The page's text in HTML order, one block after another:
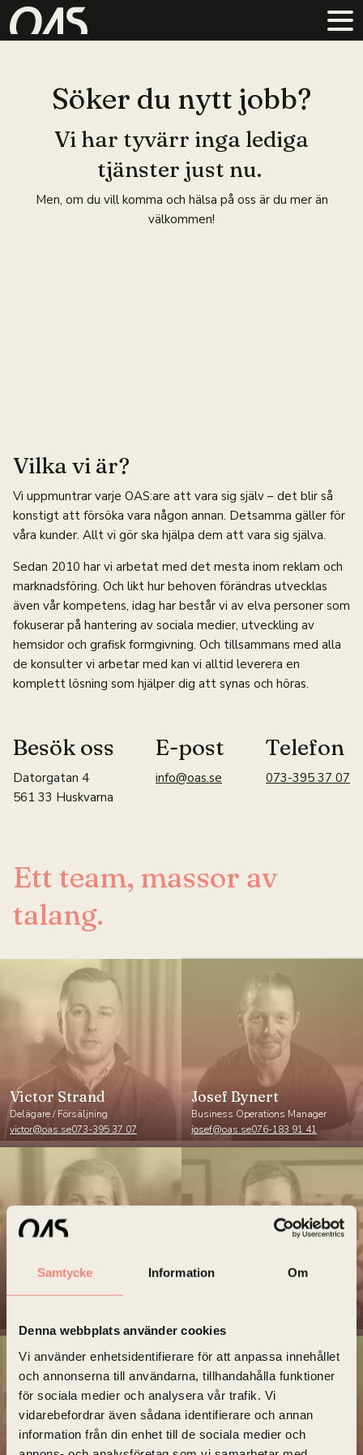
Samtycke Information Om
Denna webbplats använder cookies
Vi använder enhetsidentifierare för att anpassa innehållet
och annonserna till användarna, tillhandahålla funktioner
för sociala medier och analysera vår trafik. Vi
vidarebefordrar även sådana identifierare och annan
information från din enhet till de sociala medier och
Söker du nytt jobb?
Vi har tyvärr inga lediga
tjänster just nu.
Men, om du vill komma och hälsa på oss är du mer än
välkommen!
Vilka vi är?
Vi uppmuntrar varje OAS:are att vara sig själv – det blir så
konstigt att försöka vara någon annan. Detsamma gäller för
våra kunder. Allt vi gör ska hjälpa dem att vara sig själva.
Sedan 2010 har vi arbetat med det mesta inom reklam och
marknadsföring. Och likt hur behoven förändras utvecklas
även vår kompetens, idag har består vi av elva personer som
fokuserar på hantering av sociala medier, utveckling av
hemsidor och grafisk formgivning. Och tillsammans med alla
de konsulter vi arbetar med kan vi alltid leverera en
komplett lösning som hjälper dig att synas och höras.
Besök oss
Datorgatan 4
561 33 Huskvarna
E-post
info@oas.se
Telefon
073-395 37 07
Ett team, massor av
talang.
Victor Strand
Delägare / Försäljning
victor@oas.se073-395 37 07
Josef Bynert
Business Operations Manager
josef@oas.se076-183 91 41
Grafisk formgivare /
Henrik Kensén